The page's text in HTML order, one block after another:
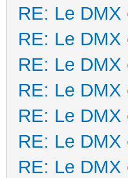
RE: Le DMX
RE: Le DMX
RE: Le DMX
RE: Le DMX
RE: Le DMX
RE: Le DMX
RE: Le DMX